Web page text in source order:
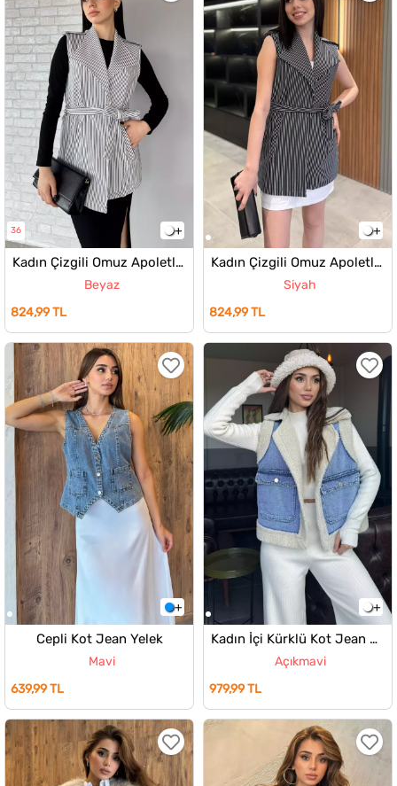
36
Kadın Çizgili Omuz Apoletli Bel Kuşaklı Yelek
Beyaz
824,99 TL
Kadın Çizgili Omuz Apoletli Bel Kuşaklı Yelek
Siyah
824,99 TL
Cepli Kot Jean Yelek
Mavi
639,99 TL
Kadın İçi Kürklü Kot Jean Yelek
Açıkmavi
979,99 TL